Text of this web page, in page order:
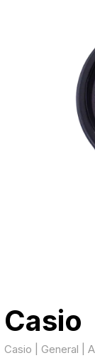
Casio
Casio | General |